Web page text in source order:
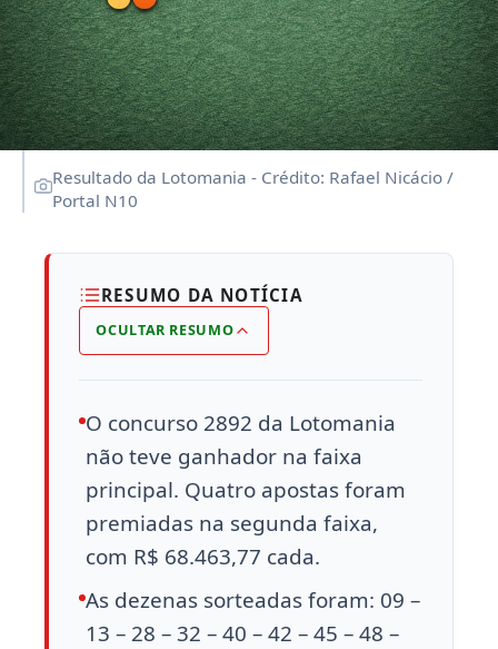
Resultado da Lotomania - Crédito: Rafael Nicácio /
Portal N10
RESUMO DA NOTÍCIA
OCULTAR RESUMO
O concurso 2892 da Lotomania
não teve ganhador na faixa
principal. Quatro apostas foram
premiadas na segunda faixa,
com R$ 68.463,77 cada.
As dezenas sorteadas foram: 09 –
13 – 28 – 32 – 40 – 42 – 45 – 48 –